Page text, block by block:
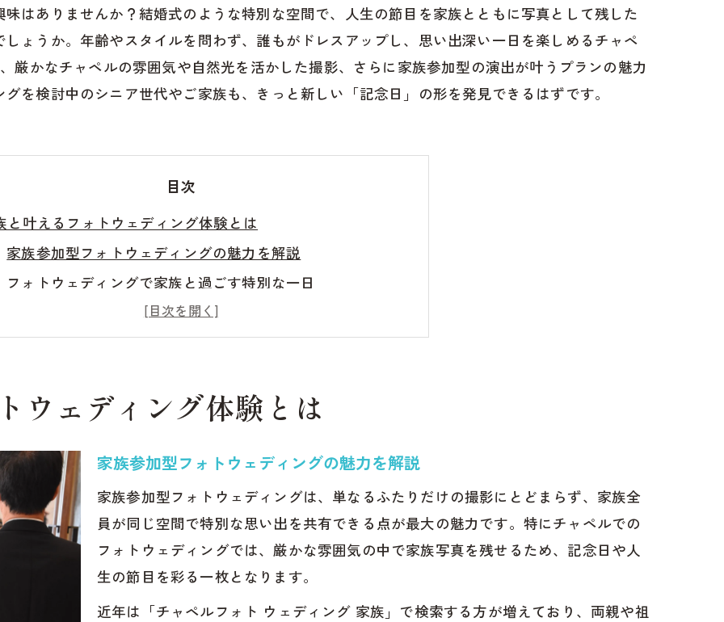
はありませんか？結婚式のような特別な空間で、人生の節目を家族とともに写真として残した
ょうか。年齢やスタイルを問わず、誰もがドレスアップし、思い出深い一日を楽しめるチャペ
厳かなチャペルの雰囲気や自然光を活かした撮影、さらに家族参加型の演出が叶うプランの魅力
を検討中のシニア世代やご家族も、きっと新しい「記念日」の形を発見できるはずです。
目次
と叶えるフォトウェディング体験とは
家族参加型フォトウェディングの魅力を解説
フォトウェディングで家族と過ごす特別な一日
チャペルフォトウェディングで叶う家族写真体験
人気のチャペルフォトウェディング家族参加例
ペルでしか味わえない写真の魅力
人気上昇中のチャペルフォトウェディング体験
チャペルならではの写真映えするフォトウェディング
チャペルフォトウェディングが選ばれる理由
フォトウェディングで感じるチャペルの特別感
光が映すフォトウェディングの美しさ
自然光が彩るチャペルフォトウェディング撮影
ウェディング体験とは
家族参加型フォトウェディングの魅力を解説
家族参加型フォトウェディングは、単なるふたりだけの撮影にとどまらず、家族全
員が同じ空間で特別な思い出を共有できる点が最大の魅力です。特にチャペルでの
フォトウェディングでは、厳かな雰囲気の中で家族写真を残せるため、記念日や人
生の節目を彩る一枚となります。
近年は「チャペルフォト ウェディング 家族」で検索する方が増えており、両親や祖